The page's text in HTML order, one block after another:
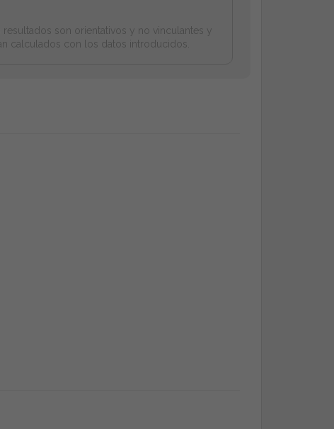
resultados son orientativos y no vinculantes y
calculados con los datos introducidos.